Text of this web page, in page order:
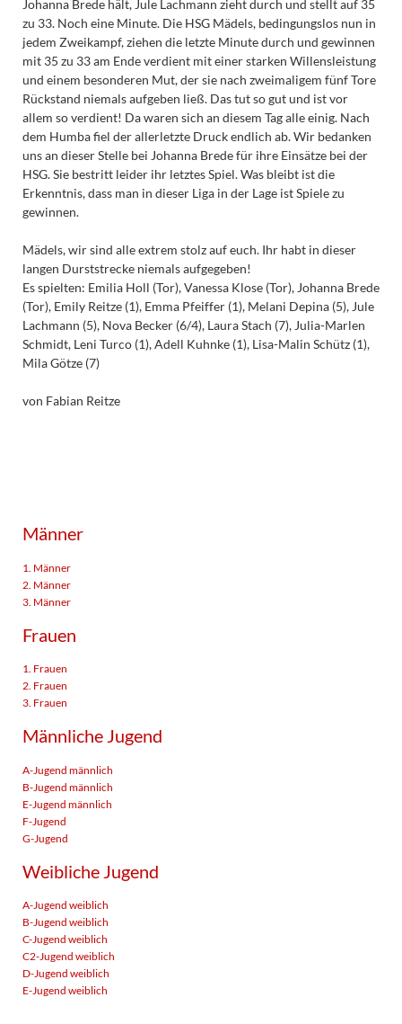
Johanna Brede hält, Jule Lachmann zieht durch und stellt auf 35
zu 33. Noch eine Minute. Die HSG Mädels, bedingungslos nun in
jedem Zweikampf, ziehen die letzte Minute durch und gewinnen
mit 35 zu 33 am Ende verdient mit einer starken Willensleistung
und einem besonderen Mut, der sie nach zweimaligem fünf Tore
Rückstand niemals aufgeben ließ. Das tut so gut und ist vor
allem so verdient! Da waren sich an diesem Tag alle einig. Nach
dem Humba fiel der allerletzte Druck endlich ab. Wir bedanken
uns an dieser Stelle bei Johanna Brede für ihre Einsätze bei der
HSG. Sie bestritt leider ihr letztes Spiel. Was bleibt ist die
Erkenntnis, dass man in dieser Liga in der Lage ist Spiele zu
gewinnen.
Mädels, wir sind alle extrem stolz auf euch. Ihr habt in dieser
langen Durststrecke niemals aufgegeben!
Es spielten: Emilia Holl (Tor), Vanessa Klose (Tor), Johanna Brede
(Tor), Emily Reitze (1), Emma Pfeiffer (1), Melani Depina (5), Jule
Lachmann (5), Nova Becker (6/4), Laura Stach (7), Julia-Marlen
Schmidt, Leni Turco (1), Adell Kuhnke (1), Lisa-Malin Schütz (1),
Mila Götze (7)
von Fabian Reitze
Männer
1. Männer
2. Männer
3. Männer
Frauen
1. Frauen
2. Frauen
3. Frauen
Männliche Jugend
A-Jugend männlich
B-Jugend männlich
E-Jugend männlich
F-Jugend
G-Jugend
Weibliche Jugend
A-Jugend weiblich
B-Jugend weiblich
C-Jugend weiblich
C2-Jugend weiblich
D-Jugend weiblich
E-Jugend weiblich